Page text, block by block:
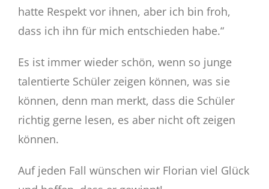
hatte Respekt vor ihnen, aber ich bin froh,
dass ich ihn für mich entschieden habe.“
Es ist immer wieder schön, wenn so junge
talentierte Schüler zeigen können, was sie
können, denn man merkt, dass die Schüler
richtig gerne lesen, es aber nicht oft zeigen
können.
Auf jeden Fall wünschen wir Florian viel Glück